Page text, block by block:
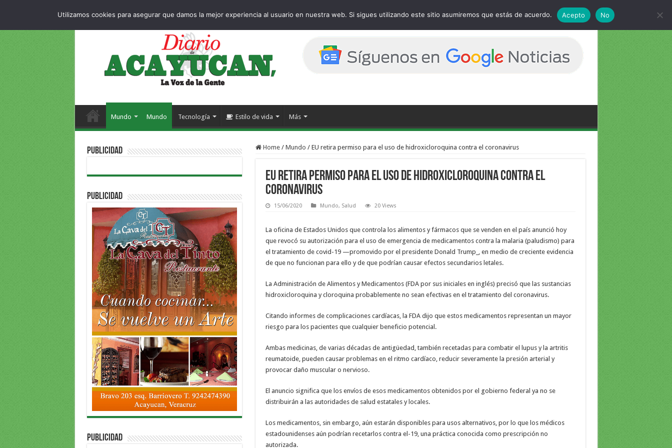
Mundo Mundo Tecnología Estilo de vida Más
Home / Mundo / EU retira permiso para el uso de hidroxicloroquina contra el coronavirus
EU retira permiso para el uso de hidroxicloroquina contra el
coronavirus
15/06/2020 Mundo, Salud 20 Views
La oficina de Estados Unidos que controla los alimentos y fármacos que se venden en el país anunció hoy
que revocó su autorización para el uso de emergencia de medicamentos contra la malaria (paludismo) para
el tratamiento de covid-19 —promovido por el presidente Donald Trump_, en medio de creciente evidencia
de que no funcionan para ello y de que podrían causar efectos secundarios letales.
La Administración de Alimentos y Medicamentos (FDA por sus iniciales en inglés) precisó que las sustancias
hidroxicloroquina y cloroquina probablemente no sean efectivas en el tratamiento del coronavirus.
Citando informes de complicaciones cardíacas, la FDA dijo que estos medicamentos representan un mayor
riesgo para los pacientes que cualquier beneficio potencial.
Ambas medicinas, de varias décadas de antigüedad, también recetadas para combatir el lupus y la artritis
reumatoide, pueden causar problemas en el ritmo cardíaco, reducir severamente la presión arterial y
provocar daño muscular o nervioso.
El anuncio significa que los envíos de esos medicamentos obtenidos por el gobierno federal ya no se
distribuirán a las autoridades de salud estatales y locales.
Los medicamentos, sin embargo, aún estarán disponibles para usos alternativos, por lo que los médicos
estadounidenses aún podrían recetarlos contra el-19, una práctica conocida como prescripción no
autorizada.
PUBLICIDAD
PUBLICIDAD
PUBLICIDAD
Utilizamos cookies para asegurar que damos la mejor experiencia al usuario en nuestra web. Si sigues utilizando este sitio asumiremos que estás de acuerdo. Acepto No